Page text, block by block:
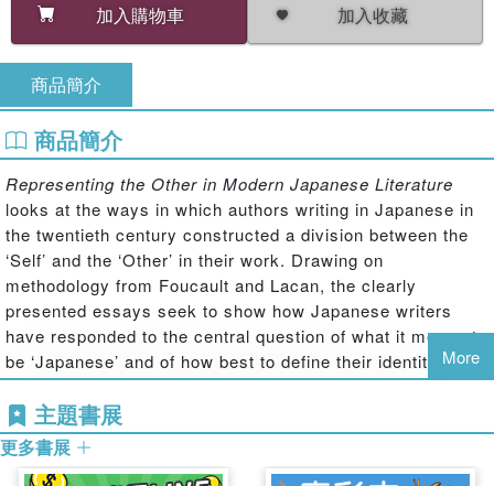
加入購物車 加入收藏
商品簡介
商品簡介
Representing the Other in Modern Japanese Literature
looks at the ways in which authors writing in Japanese in
the twentieth century constructed a division between the
‘Self’ and the ‘Other’ in their work. Drawing on
methodology from Foucault and Lacan, the clearly
presented essays seek to show how Japanese writers
have responded to the central question of what it means to
be ‘Japanese’ and of how best to define their identity.
starting point to explore Japan's vision of 'non-Japan',
representations of the Other are examined in terms of the
experiences of Japanese authors abroad and in the
More
主題書展
更多書展